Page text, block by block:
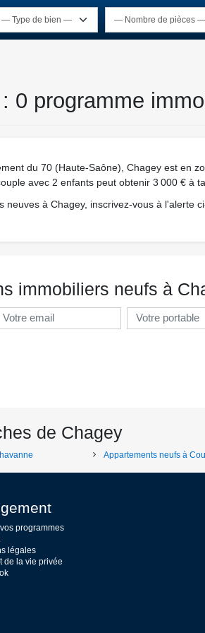
0 programme
du 70 (Haute-Saône), Chagey est en
avec 2 enfants peut obtenir 3 000 € à
à Chagey, inscrivez-vous à l'alerte
immobiliers neufs à
de Chagey
Appartements neufs à
programmes
légales
de la vie privée